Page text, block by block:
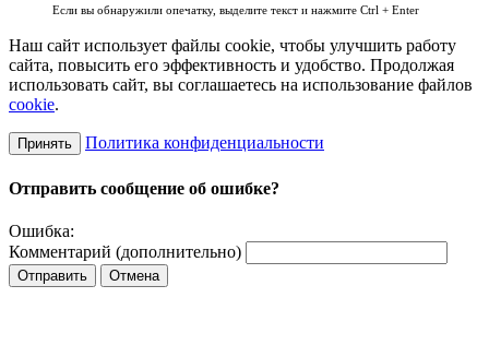
Если вы обнаружили опечатку, выделите текст и нажмите Ctrl + Enter
Наш сайт использует файлы cookie, чтобы улучшить работу
сайта, повысить его эффективность и удобство. Продолжая
использовать сайт, вы соглашаетесь на использование файлов
cookie.
Принять Политика конфиденциальности
Отправить сообщение об ошибке?
Ошибка:
Комментарий (дополнительно)
Отправить Отмена